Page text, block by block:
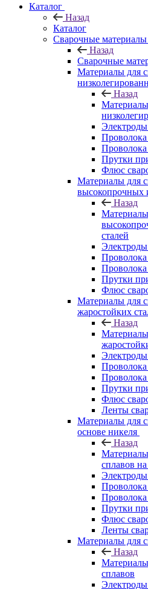
Каталог
Назад
Каталог
Сварочные материалы
Назад
Сварочные
Материалы для
Назад
Прутки
Флюс
Материалы для
высокопрочных
Назад
сталей
Прутки
Флюс
Материалы для
жаростойких
Назад
Прутки
Флюс
Ленты
Материалы для
основе никеля
Назад
сплавов
Прутки
Флюс
Ленты
Материалы для
Назад
сплавов